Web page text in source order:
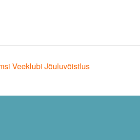
Veeklubi Jõuluvõistlus